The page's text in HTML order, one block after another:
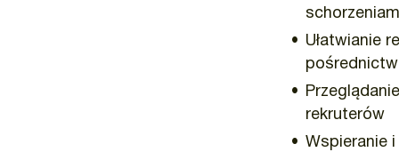
Ułatwianie
rekruterów
Wspieranie